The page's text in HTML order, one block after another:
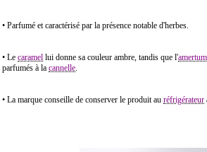
• Parfumé et caractérisé par la présence notable d'herbes.
• Le caramel lui donne sa couleur ambre, tandis que l'
parfumés à la cannelle.
• La marque conseille de conserver le produit au réfrigérateur